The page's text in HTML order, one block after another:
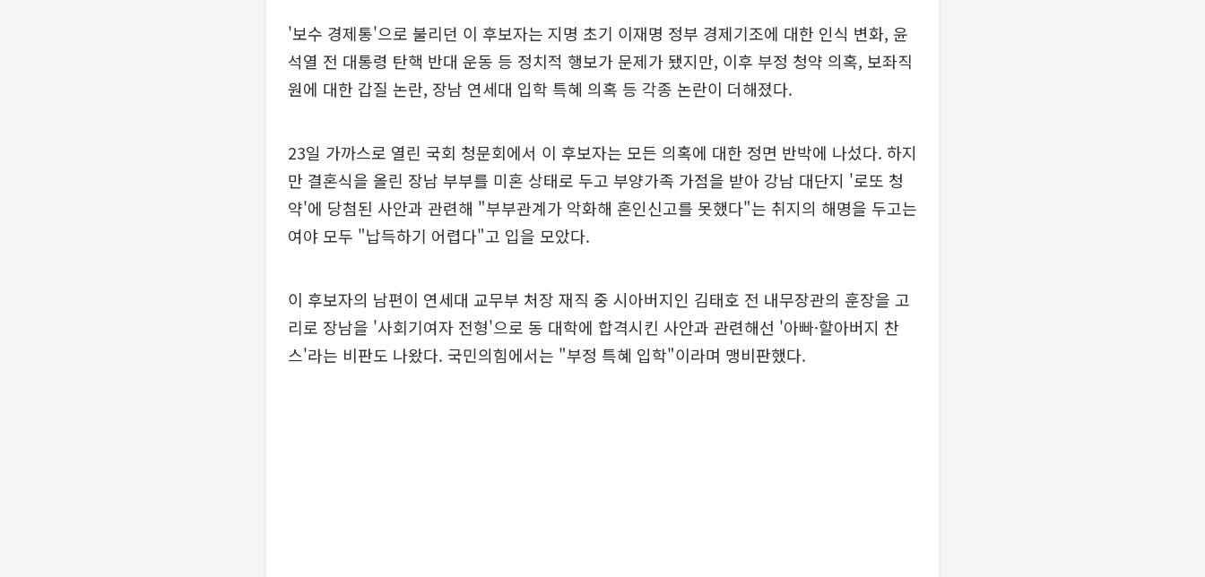
'보수 경제통'으로 불리던 이 후보자는 지명 초기 이재명 정부 경제기조에 대한 인식 변화, 윤
석열 전 대통령 탄핵 반대 운동 등 정치적 행보가 문제가 됐지만, 이후 부정 청약 의혹, 보좌직
원에 대한 갑질 논란, 장남 연세대 입학 특혜 의혹 등 각종 논란이 더해졌다.
23일 가까스로 열린 국회 청문회에서 이 후보자는 모든 의혹에 대한 정면 반박에 나섰다. 하지
만 결혼식을 올린 장남 부부를 미혼 상태로 두고 부양가족 가점을 받아 강남 대단지 '로또 청
약'에 당첨된 사안과 관련해 "부부관계가 악화해 혼인신고를 못했다"는 취지의 해명을 두고는
여야 모두 "납득하기 어렵다"고 입을 모았다.
이 후보자의 남편이 연세대 교무부 처장 재직 중 시아버지인 김태호 전 내무장관의 훈장을 고
리로 장남을 '사회기여자 전형'으로 동 대학에 합격시킨 사안과 관련해선 '아빠·할아버지 찬
스'라는 비판도 나왔다. 국민의힘에서는 "부정 특혜 입학"이라며 맹비판했다.